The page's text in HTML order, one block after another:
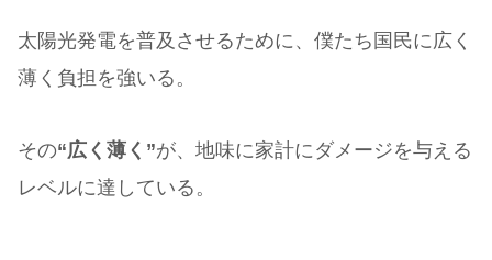
太陽光発電を普及させるために、僕たち国民に広く
薄く負担を強いる。
その“広く薄く”が、地味に家計にダメージを与える
レベルに達している。